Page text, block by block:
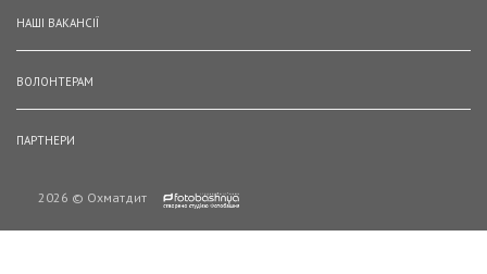
НАШІ ВАКАНСІЇ
ВОЛОНТЕРАМ
ПАРТНЕРИ
2026 © Охматдит